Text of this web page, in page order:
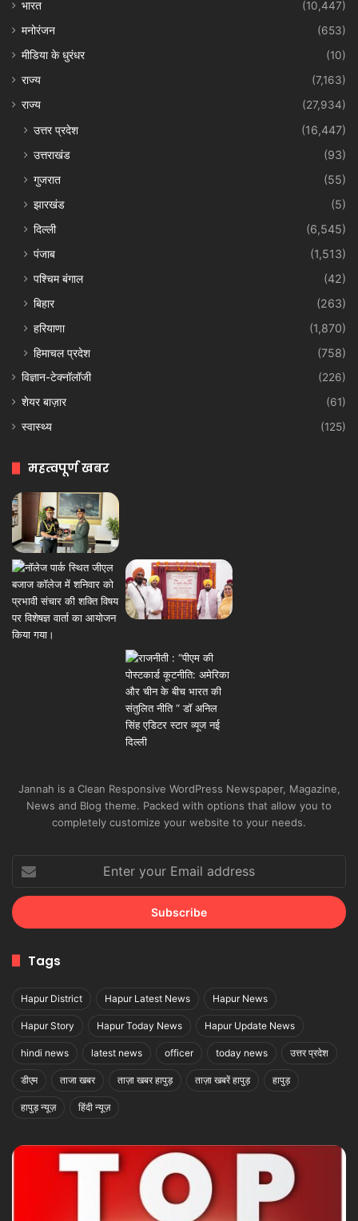
भारत
(10,447)
मनोरंजन
(653)
मीडिया के धुरंधर
(10)
राज्य
(7,163)
राज्य
(27,934)
उत्तर प्रदेश
(16,447)
उत्तराखंड
(93)
गुजरात
(55)
झारखंड
(5)
दिल्ली
(6,545)
पंजाब
(1,513)
पश्चिम बंगाल
(42)
बिहार
(263)
हरियाणा
(1,870)
हिमाचल प्रदेश
(758)
विज्ञान-टेक्नॉलॉजी
(226)
शेयर बाज़ार
(61)
स्वास्थ्य
(125)
महत्वपूर्ण खबर
Jannah is a Clean Responsive WordPress Newspaper, Magazine,
News and Blog theme. Packed with options that allow you to
completely customize your website to your needs.
your
Email
address
Tags
Hapur District Hapur Latest News Hapur News
Hapur Story Hapur Today News Hapur Update News
hindi news latest news officer today news उत्तर प्रदेश
डीएम ताजा खबर ताज़ा खबर हापुड़ ताज़ा खबरें हापुड़ हापुड़
हापुड़ न्यूज़ हिंदी न्यूज़